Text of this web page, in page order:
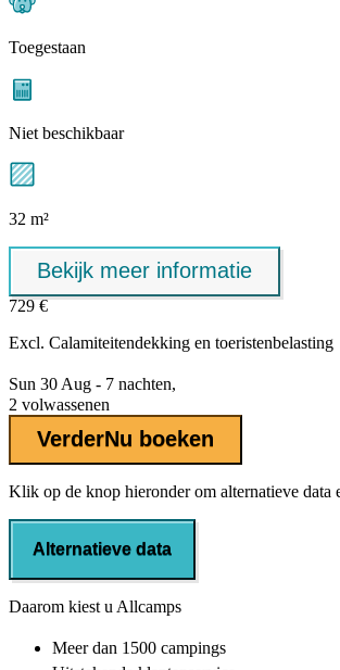
Toegestaan
Niet beschikbaar
32 m²
Bekijk meer informatie
729 €
Excl. Calamiteitendekking en toeristenbelasting
Sun 30 Aug - 7 nachten,
2 volwassenen
VerderNu boeken
Klik op de knop hieronder om alternatieve data
Alternatieve data
Daarom kiest u Allcamps
Meer dan 1500 campings